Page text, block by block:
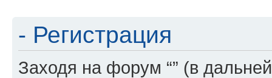
- Регистрация
Заходя на форум “” (в